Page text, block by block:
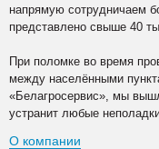
напрямую сотрудничаем
представлено свыше 40
При поломке во время
между населёнными
«Белагросервис», мы
устранит любые
О компании